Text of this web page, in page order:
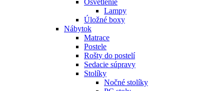
Lampy
Úložné boxy
Nábytok
Matrace
Postele
Rošty do postelí
Sedacie súpravy
Stolíky
Nočné stolíky